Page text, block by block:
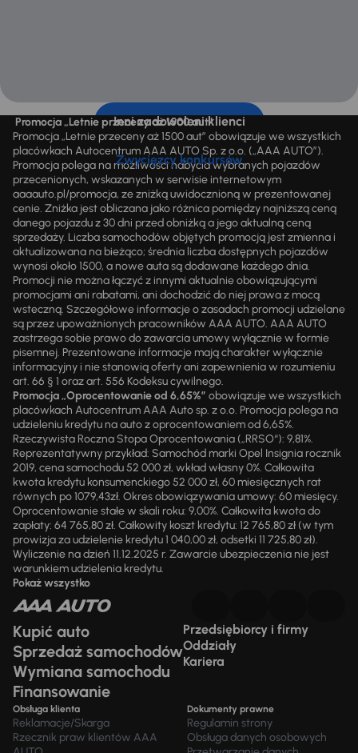
Inni zadowoleni klienci
Zwycięzcy konkursów
Promocja „Letnie przeceny aż 1500 aut”
Promocja „Letnie przeceny aż 1500 aut” obowiązuje we wszystkich
placówkach Autocentrum AAA AUTO Sp. z o.o. („AAA AUTO”).
Promocja polega na możliwości nabycia wybranych pojazdów
przecenionych, wskazanych w serwisie internetowym
aaaauto.pl/promocja, ze zniżką uwidocznioną w prezentowanej
cenie. Zniżka jest obliczana jako różnica pomiędzy najniższą ceną
danego pojazdu z 30 dni przed obniżką a jego aktualną ceną
sprzedaży. Liczba samochodów objętych promocją jest zmienna i
aktualizowana na bieżąco; średnia liczba dostępnych pojazdów
wynosi około 1500, a nowe auta są dodawane każdego dnia.
Promocji nie można łączyć z innymi aktualnie obowiązującymi
promocjami ani rabatami, ani dochodzić do niej prawa z mocą
wsteczną. Szczegółowe informacje o zasadach promocji udzielane
są przez upoważnionych pracowników AAA AUTO. AAA AUTO
zastrzega sobie prawo do zawarcia umowy wyłącznie w formie
pisemnej. Prezentowane informacje mają charakter wyłącznie
informacyjny i nie stanowią oferty ani zapewnienia w rozumieniu
art. 66 § 1 oraz art. 556 Kodeksu cywilnego.
Promocja „Oprocentowanie od 6,65%” obowiązuje we wszystkich
placówkach Autocentrum AAA Auto sp. z o.o. Promocja polega na
udzieleniu kredytu na auto z oprocentowaniem od 6,65%.
Rzeczywista Roczna Stopa Oprocentowania („RRSO“): 9,81%.
Reprezentatywny przykład: Samochód marki Opel Insignia rocznik
2019, cena samochodu 52 000 zł, wkład własny 0%. Całkowita
kwota kredytu konsumenckiego 52 000 zł, 60 miesięcznych rat
równych po 1079,43zł. Okres obowiązywania umowy: 60 miesięcy.
Oprocentowanie stałe w skali roku: 9,00%. Całkowita kwota do
zapłaty: 64 765,80 zł. Całkowity koszt kredytu: 12 765,80 zł (w tym
prowizja za udzielenie kredytu 1 040,00 zł, odsetki 11 725,80 zł).
Wyliczenie na dzień 11.12.2025 r. Zawarcie ubezpieczenia nie jest
warunkiem udzielenia kredytu.
Pokaż wszystko
Kupić auto
Sprzedaż samochodów
Wymiana samochodu
Finansowanie
Przedsiębiorcy i firmy
Oddziały
Kariera
Obsługa klienta
Reklamacje/Skarga
Rzecznik praw klientów AAA
Dokumenty prawne
Regulamin strony
Obsługa danych osobowych